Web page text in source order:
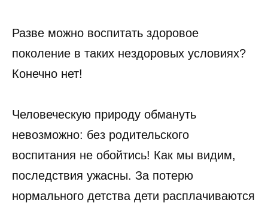
Разве можно воспитать здоровое
поколение в таких нездоровых условиях?
Конечно нет!
Человеческую природу обмануть
невозможно: без родительского
воспитания не обойтись! Как мы видим,
последствия ужасны. За потерю
нормального детства дети расплачиваются